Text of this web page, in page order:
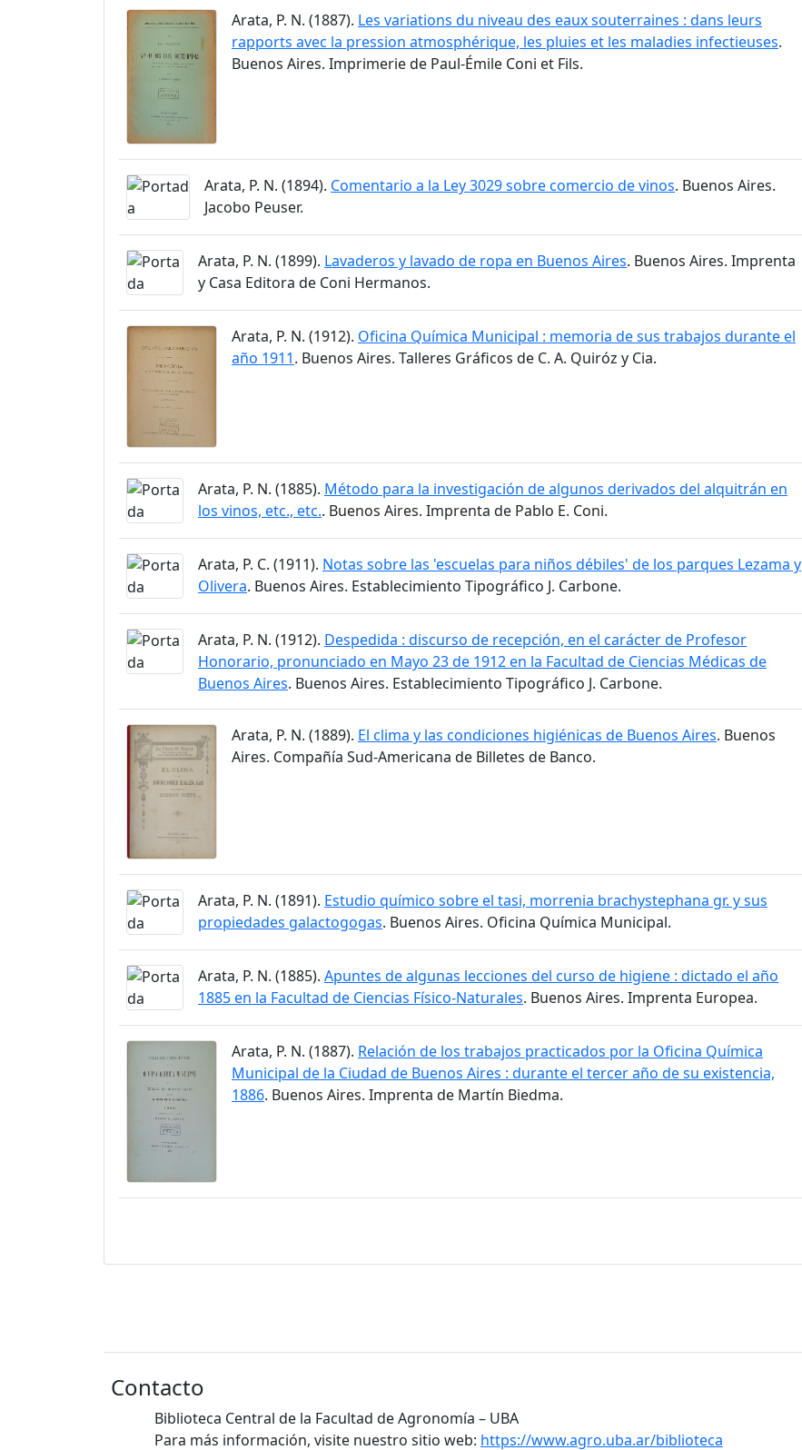
Arata, P. N. (1887). Les variations du niveau des eaux souterraines : dans leurs
rapports avec la pression atmosphérique, les pluies et les maladies infectieuses.
Buenos Aires. Imprimerie de Paul-Émile Coni et Fils.
Arata, P. N. (1894). Comentario a la Ley 3029 sobre comercio de vinos. Buenos Aires.
Jacobo Peuser.
Arata, P. N. (1899). Lavaderos y lavado de ropa en Buenos Aires. Buenos Aires. Imprenta
y Casa Editora de Coni Hermanos.
Arata, P. N. (1912). Oficina Química Municipal : memoria de sus trabajos durante el
año 1911. Buenos Aires. Talleres Gráficos de C. A. Quiróz y Cia.
Arata, P. N. (1885). Método para la investigación de algunos derivados del alquitrán en
los vinos, etc., etc.. Buenos Aires. Imprenta de Pablo E. Coni.
Arata, P. C. (1911). Notas sobre las 'escuelas para niños débiles' de los parques Lezama y
Olivera. Buenos Aires. Establecimiento Tipográfico J. Carbone.
Arata, P. N. (1912). Despedida : discurso de recepción, en el carácter de Profesor
Honorario, pronunciado en Mayo 23 de 1912 en la Facultad de Ciencias Médicas de
Buenos Aires. Buenos Aires. Establecimiento Tipográfico J. Carbone.
Arata, P. N. (1889). El clima y las condiciones higiénicas de Buenos Aires. Buenos
Aires. Compañía Sud-Americana de Billetes de Banco.
Arata, P. N. (1891). Estudio químico sobre el tasi, morrenia brachystephana gr. y sus
propiedades galactogogas. Buenos Aires. Oficina Química Municipal.
Arata, P. N. (1885). Apuntes de algunas lecciones del curso de higiene : dictado el año
1885 en la Facultad de Ciencias Físico-Naturales. Buenos Aires. Imprenta Europea.
Arata, P. N. (1887). Relación de los trabajos practicados por la Oficina Química
Municipal de la Ciudad de Buenos Aires : durante el tercer año de su existencia,
1886. Buenos Aires. Imprenta de Martín Biedma.
Contacto
Biblioteca Central de la Facultad de Agronomía – UBA
Para más información, visite nuestro sitio web: https://www.agro.uba.ar/biblioteca